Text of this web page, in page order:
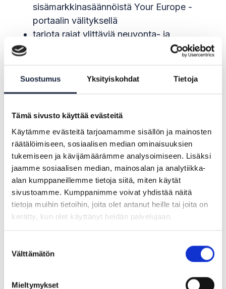
Suostumus Yksityiskohdat Tietoja
Tämä sivusto käyttää evästeitä
Käytämme evästeitä tarjoamamme sisällön ja mainosten
räätälöimiseen, sosiaalisen median ominaisuuksien
tukemiseen ja kävijämäärämme analysoimiseen. Lisäksi
jaamme sosiaalisen median, mainosalan ja analytiikka-
alan kumppaneillemme tietoja siitä, miten käytät
sivustoamme. Kumppanimme voivat yhdistää näitä
tietoja muihin tietoihin, joita olet antanut heille tai joita on
kerätty, kun olet käyttänyt heidän palvelujaan.
valinta
Välttämätön
Mieltymykset
sisämarkkinasäännöistä Your Europe -
portaalin välityksellä
tarjota rajat ylittäviä neuvonta- ja
viranomaismenettelyissä rajat ylittävästi
toiseen eri viranomaismenettelyissä Yhden
kerran periaatteen järjestelmän (Once Only
Technical Systemin, OOTS:n) avulla.
Kun tietoa ja tukea on saatavilla ja asiointi
tulomaan viranomaisen kanssa on mahdollista jo
lähtömaasta käsin, liikkuvat opiskelijat,
työntekijät, heidän perheenjäsenensä, yritykset
ja pääoma tehokkaasti jäsenmaiden välillä.